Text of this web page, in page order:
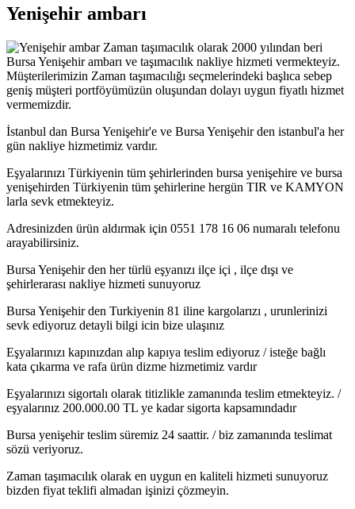
Yenişehir ambarı
Zaman taşımacılık olarak 2000 yılından beri
Bursa Yenişehir ambarı ve taşımacılık nakliye hizmeti vermekteyiz.
Müşterilerimizin Zaman taşımacılığı seçmelerindeki başlıca sebep
geniş müşteri portföyümüzün oluşundan dolayı uygun fiyatlı hizmet
vermemizdir.
İstanbul dan Bursa Yenişehir'e ve Bursa Yenişehir den istanbul'a her
gün nakliye hizmetimiz vardır.
Eşyalarınızı Türkiyenin tüm şehirlerinden bursa yenişehire ve bursa
yenişehirden Türkiyenin tüm şehirlerine hergün TIR ve KAMYON
larla sevk etmekteyiz.
Adresinizden ürün aldırmak için 0551 178 16 06 numaralı telefonu
arayabilirsiniz.
Bursa Yenişehir den her türlü eşyanızı ilçe içi , ilçe dışı ve
şehirlerarası nakliye hizmeti sunuyoruz
Bursa Yenişehir den Turkiyenin 81 iline kargolarızı , urunlerinizi
sevk ediyoruz detayli bilgi icin bize ulaşınız
Eşyalarınızı kapınızdan alıp kapıya teslim ediyoruz / isteğe bağlı
kata çıkarma ve rafa ürün dizme hizmetimiz vardır
Eşyalarınızı sigortalı olarak titizlikle zamanında teslim etmekteyiz. /
eşyalarınız 200.000.00 TL ye kadar sigorta kapsamındadır
Bursa yenişehir teslim süremiz 24 saattir. / biz zamanında teslimat
sözü veriyoruz.
Zaman taşımacılık olarak en uygun en kaliteli hizmeti sunuyoruz
bizden fiyat teklifi almadan işinizi çözmeyin.